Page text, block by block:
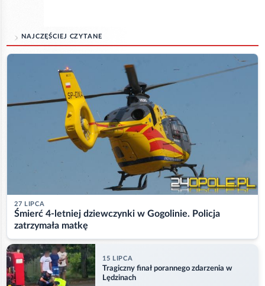
NAJCZĘŚCIEJ CZYTANE
27 LIPCA
Śmierć 4-letniej dziewczynki w Gogolinie. Policja
zatrzymała matkę
15 LIPCA
Tragiczny finał porannego zdarzenia w
Lędzinach